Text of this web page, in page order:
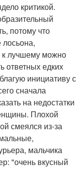
критикой.
потому что
к лучшему можно
ответных едких
инициативу с
сначала
на недостатки
Плохой
смеялся из-за
мальчика
"очень вкусный